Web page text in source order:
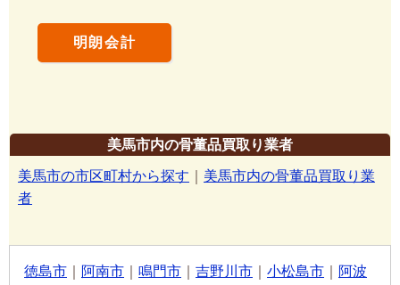
明朗会計
美馬市内の骨董品買取り業者
美馬市の市区町村から探す
美馬市内の骨董品買取り業
者
徳島市 阿南市 鳴門市 吉野川市 小松島市
阿波